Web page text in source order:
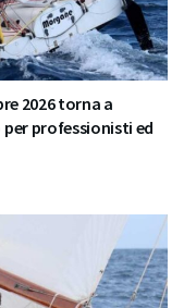
2026 torna a
professionisti ed